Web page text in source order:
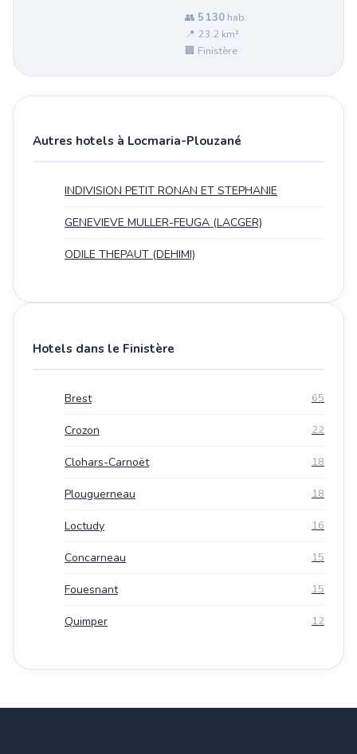
👥 5 130 hab.
📍 23.2 km²
🏢 Finistère
Autres hotels à Locmaria-Plouzané
INDIVISION PETIT RONAN ET STEPHANIE
GENEVIEVE MULLER-FEUGA (LACGER)
ODILE THEPAUT (DEHIMI)
Hotels dans le Finistère
Brest 65
Crozon 22
Clohars-Carnoët 18
Plouguerneau 18
Loctudy 16
Concarneau 15
Fouesnant 15
Quimper 12